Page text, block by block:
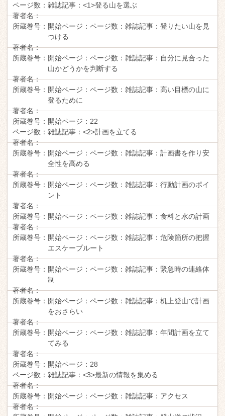
ページ数： 雑誌記事： <1>登る山を選ぶ
著者名：
所蔵巻号： 開始ページ： ページ数： 雑誌記事： 登りたい山を見
つける
著者名：
所蔵巻号： 開始ページ： ページ数： 雑誌記事： 自分に見合った
山かどうかを判断する
著者名：
所蔵巻号： 開始ページ： ページ数： 雑誌記事： 高い目標の山に
登るために
著者名：
所蔵巻号： 開始ページ： 22
ページ数： 雑誌記事： <2>計画を立てる
著者名：
所蔵巻号： 開始ページ： ページ数： 雑誌記事： 計画書を作り安
全性を高める
著者名：
所蔵巻号： 開始ページ： ページ数： 雑誌記事： 行動計画のポイ
ント
著者名：
所蔵巻号： 開始ページ： ページ数： 雑誌記事： 食料と水の計画
著者名：
所蔵巻号： 開始ページ： ページ数： 雑誌記事： 危険箇所の把握
エスケープルート
著者名：
所蔵巻号： 開始ページ： ページ数： 雑誌記事： 緊急時の連絡体
制
著者名：
所蔵巻号： 開始ページ： ページ数： 雑誌記事： 机上登山で計画
をおさらい
著者名：
所蔵巻号： 開始ページ： ページ数： 雑誌記事： 年間計画を立て
てみる
著者名：
所蔵巻号： 開始ページ： 28
ページ数： 雑誌記事： <3>最新の情報を集める
著者名：
所蔵巻号： 開始ページ： ページ数： 雑誌記事： アクセス
著者名：